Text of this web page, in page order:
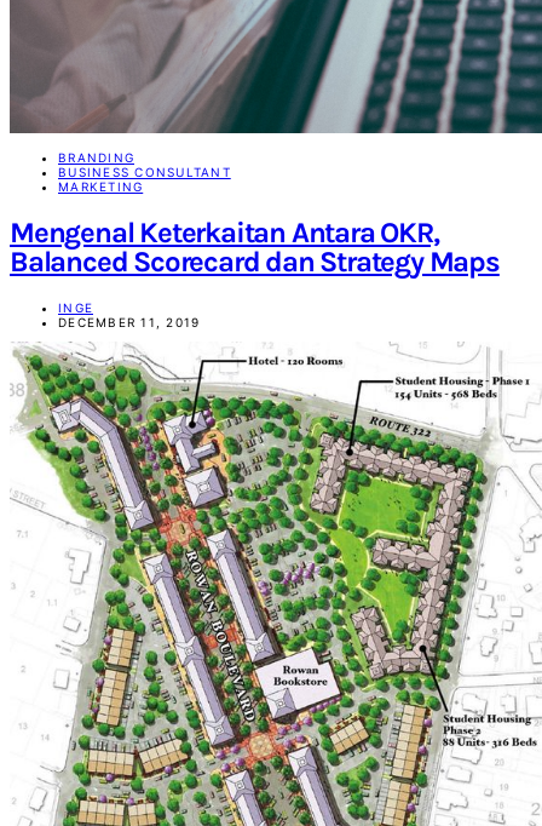
BRANDING
BUSINESS CONSULTANT
MARKETING
Mengenal Keterkaitan Antara OKR,
Balanced Scorecard dan Strategy Maps
INGE
DECEMBER 11, 2019